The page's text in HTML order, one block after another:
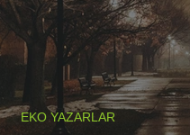
EKO YAZARLAR